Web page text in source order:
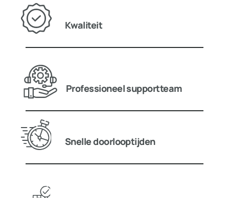
Kwaliteit
Professioneel supportteam
Snelle doorlooptijden